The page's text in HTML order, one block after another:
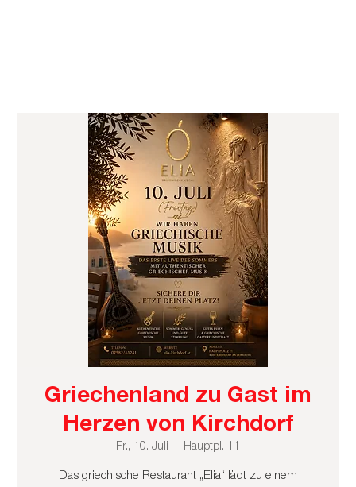
Griechenland zu Gast im
Herzen von Kirchdorf
Fr., 10. Juli Hauptpl. 11
Das griechische Restaurant „Elia“ lädt zu einem